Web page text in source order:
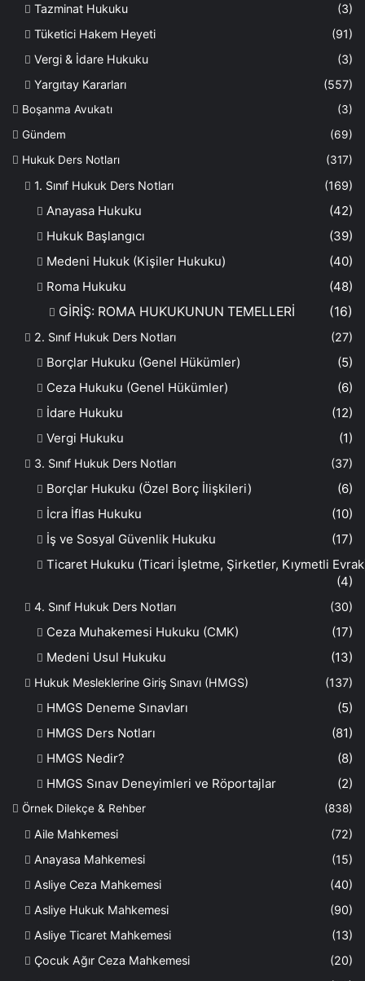
Tazminat Hukuku
(3)
Tüketici Hakem Heyeti
(91)
Vergi & İdare Hukuku
(3)
Yargıtay Kararları
(557)
Boşanma Avukatı
(3)
Gündem
(69)
Hukuk Ders Notları
(317)
1. Sınıf Hukuk Ders Notları (169)
Anayasa Hukuku
(42)
Hukuk Başlangıcı
(39)
Medeni Hukuk (Kişiler Hukuku)
(40)
Roma Hukuku
(48)
GİRİŞ: ROMA HUKUKUNUN TEMELLERİ
(16)
2. Sınıf Hukuk Ders Notları (27)
Borçlar Hukuku (Genel Hükümler)
(5)
Ceza Hukuku (Genel Hükümler)
(6)
İdare Hukuku
(12)
Vergi Hukuku
(1)
3. Sınıf Hukuk Ders Notları (37)
Borçlar Hukuku (Özel Borç İlişkileri)
(6)
İcra İflas Hukuku
(10)
İş ve Sosyal Güvenlik Hukuku
(17)
Ticaret Hukuku (Ticari İşletme, Şirketler, Kıymetli
(4)
4. Sınıf Hukuk Ders Notları (30)
Ceza Muhakemesi Hukuku (CMK)
(17)
Medeni Usul Hukuku
(13)
Hukuk Mesleklerine Giriş Sınavı (HMGS) (137)
HMGS Deneme Sınavları
(5)
HMGS Ders Notları
(81)
HMGS Nedir?
(8)
HMGS Sınav Deneyimleri ve Röportajlar
(2)
Örnek Dilekçe & Rehber (838)
Aile Mahkemesi
(72)
Anayasa Mahkemesi
(15)
Asliye Ceza Mahkemesi
(40)
Asliye Hukuk Mahkemesi
(90)
Asliye Ticaret Mahkemesi
(13)
Çocuk Ağır Ceza Mahkemesi
(20)